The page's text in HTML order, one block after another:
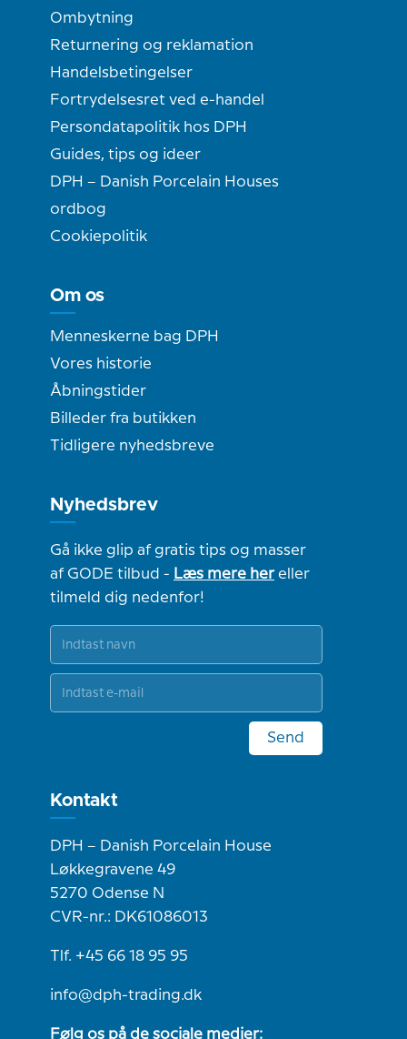
Ombytning
Returnering og reklamation
Handelsbetingelser
Fortrydelsesret ved e-handel
Persondatapolitik hos DPH
Guides, tips og ideer
DPH – Danish Porcelain Houses
ordbog
Cookiepolitik
Om os
Menneskerne bag DPH
Vores historie
Åbningstider
Billeder fra butikken
Tidligere nyhedsbreve
Nyhedsbrev
Gå ikke glip af gratis tips og masser
af GODE tilbud - Læs mere hereller
tilmeld dig nedenfor!
Send
Kontakt
DPH – Danish Porcelain House
Løkkegravene 49
5270 Odense N
CVR-nr.: DK61086013
Tlf. +45 66 18 95 95
info@dph-trading.dk
Følg os på de sociale medier: